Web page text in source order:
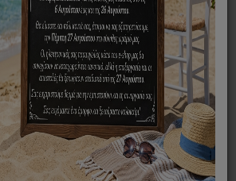
Για Πρεσσοσίδερο Rowenta DG76